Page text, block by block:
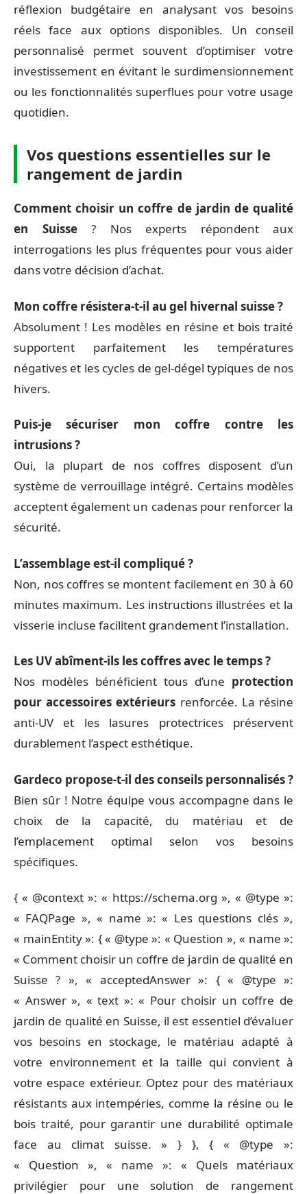
réflexion budgétaire en analysant vos besoins
réels face aux options disponibles. Un conseil
personnalisé permet souvent d’optimiser votre
investissement en évitant le surdimensionnement
ou les fonctionnalités superflues pour votre usage
quotidien.
Vos questions essentielles sur le
rangement de jardin
Comment choisir un coffre de jardin de qualité
en Suisse? Nos experts répondent aux
interrogations les plus fréquentes pour vous aider
dans votre décision d’achat.
Mon coffre résistera-t-il au gel hivernal suisse ?
Absolument ! Les modèles en résine et bois traité
supportent parfaitement les températures
négatives et les cycles de gel-dégel typiques de nos
hivers.
Puis-je sécuriser mon coffre contre les
intrusions ?
Oui, la plupart de nos coffres disposent d’un
système de verrouillage intégré. Certains modèles
acceptent également un cadenas pour renforcer la
sécurité.
L’assemblage est-il compliqué ?
Non, nos coffres se montent facilement en 30 à 60
minutes maximum. Les instructions illustrées et la
visserie incluse facilitent grandement l’installation.
Les UV abîment-ils les coffres avec le temps ?
Nos modèles bénéficient tous d’une protection
pour accessoires extérieurs renforcée. La résine
anti-UV et les lasures protectrices préservent
durablement l’aspect esthétique.
Gardeco propose-t-il des conseils personnalisés ?
Bien sûr ! Notre équipe vous accompagne dans le
choix de la capacité, du matériau et de
l’emplacement optimal selon vos besoins
spécifiques.
{ « @context »: « https://schema.org », « @type »:
« FAQPage », « name »: « Les questions clés »,
« mainEntity »: { « @type »: « Question », « name »:
« Comment choisir un coffre de jardin de qualité en
Suisse ? », « acceptedAnswer »: { « @type »:
« Answer », « text »: « Pour choisir un coffre de
jardin de qualité en Suisse, il est essentiel d’évaluer
vos besoins en stockage, le matériau adapté à
votre environnement et la taille qui convient à
votre espace extérieur. Optez pour des matériaux
résistants aux intempéries, comme la résine ou le
bois traité, pour garantir une durabilité optimale
face au climat suisse. » } }, { « @type »:
« Question », « name »: « Quels matériaux
privilégier pour une solution de rangement